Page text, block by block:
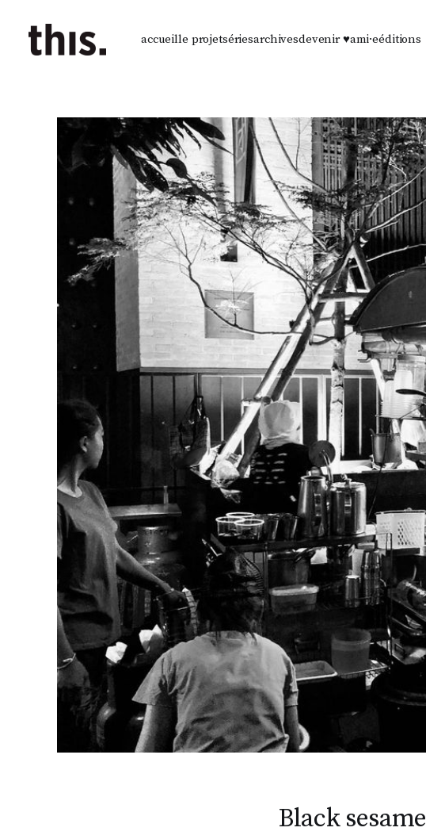
accueille projetsériesarchivesdevenir ♥ami·eéditions
Black sesame